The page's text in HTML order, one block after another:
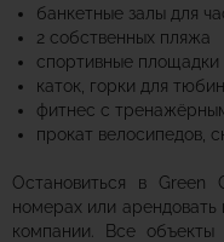
банкетные залы для
2 собственных пляжа
спортивные площадки
каток, горки для
фитнес с
прокат велосипедов,
Остановиться в
номерах или
компании. Все